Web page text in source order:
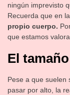
ningún imprevisto
Recuerda que en
propio cuerpo.
que estamos
El
Pese a que suelen
pasar por alto, la